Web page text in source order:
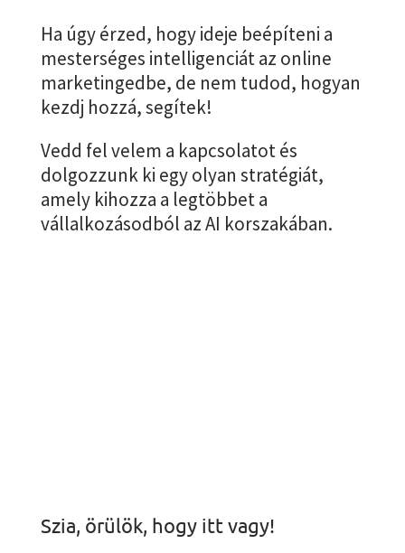
Ha úgy érzed, hogy ideje beépíteni a
mesterséges intelligenciát az online
marketingedbe, de nem tudod, hogyan
kezdj hozzá, segítek!
Vedd fel velem a kapcsolatot és
dolgozzunk ki egy olyan stratégiát,
amely kihozza a legtöbbet a
vállalkozásodból az AI korszakában.
Szia, örülök, hogy itt vagy!